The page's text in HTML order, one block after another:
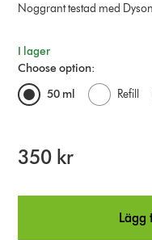
Noggrant testad med
I lager
Choose option:
50 ml
Refill
350 kr
Lägg